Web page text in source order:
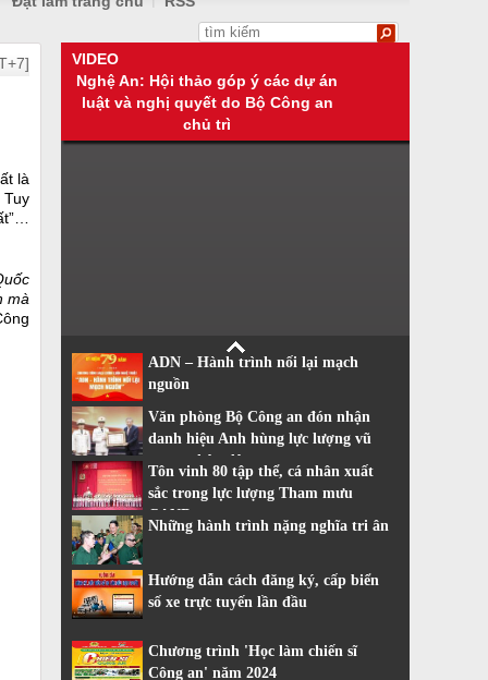
là
mà
VIDEO
Nghệ An: Hội thảo góp ý các dự án
luật và nghị quyết do Bộ Công an
chủ trì
ADN – Hành trình nối lại mạch
nguồn
Văn phòng Bộ Công an đón nhận
danh hiệu Anh hùng lực lượng vũ
trang nhân dân
Tôn vinh 80 tập thể, cá nhân xuất
sắc trong lực lượng Tham mưu
CAND
Những hành trình nặng nghĩa tri ân
Hướng dẫn cách đăng ký, cấp biển
số xe trực tuyến lần đầu
Chương trình 'Học làm chiến sĩ
Công an' năm 2024